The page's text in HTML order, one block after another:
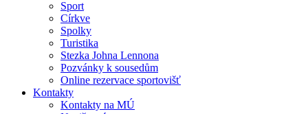
Sport
Církve
Spolky
Turistika
Stezka Johna Lennona
Pozvánky k sousedům
Online rezervace sportovišť
Kontakty
Kontakty na MÚ